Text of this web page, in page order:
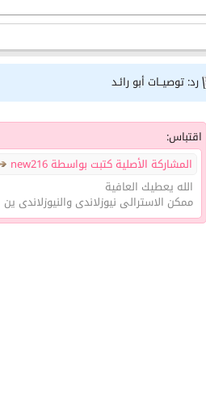
رد: توصيــات أبو رائـد
اقتباس:
المشاركة الأصلية كتبت بواسطة new216
الله يعطيك العافية
ممكن الاسترالى نيوزلاندى والنيوزلاندى ين